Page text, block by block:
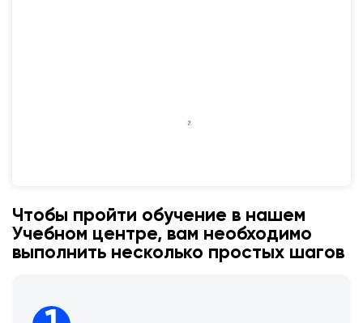
Чтобы пройти обучение в нашем
Учебном центре, вам необходимо
выполнить несколько простых шагов